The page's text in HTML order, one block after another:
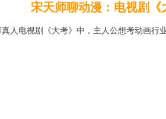
宋天师聊动漫：电视剧
人电视剧《大考》中，主人公想考动画